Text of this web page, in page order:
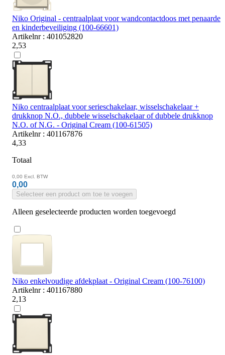
Niko Original - centraalplaat voor wandcontactdoos met penaarde
en kinderbeveiliging (100-66601)
Artikelnr : 401052820
2,53
Niko centraalplaat voor serieschakelaar, wisselschakelaar +
drukknop N.O., dubbele wisselschakelaar of dubbele drukknop
N.O. of N.G. - Original Cream (100-61505)
Artikelnr : 401167876
4,33
Totaal
0,00 Excl. BTW
0,00
Selecteer een product om toe te voegen
Alleen geselecteerde producten worden toegevoegd
Niko enkelvoudige afdekplaat - Original Cream (100-76100)
Artikelnr : 401167880
2,13